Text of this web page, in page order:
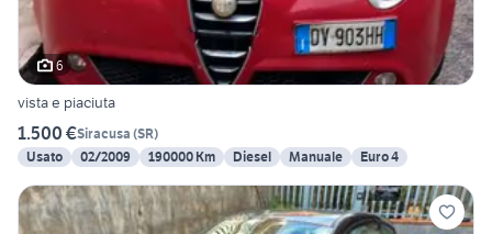
6
vista e piaciuta
1.500 €Siracusa (SR)
Usato
02/2009 190000 Km Diesel Manuale Euro 4